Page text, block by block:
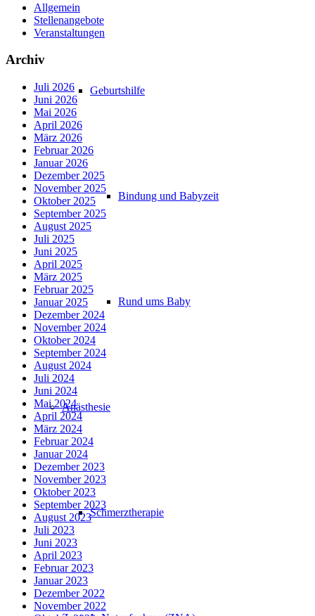
Geburtshilfe
Bindung und Babyzeit
Rund ums Baby
Anästhesie
Schmerztherapie
Allgemein
Stellenangebote
Veranstaltungen
Archiv
Juli 2026
Juni 2026
Mai 2026
April 2026
März 2026
Februar 2026
Januar 2026
Dezember 2025
November 2025
Oktober 2025
September 2025
August 2025
Juli 2025
Juni 2025
April 2025
März 2025
Februar 2025
Januar 2025
Dezember 2024
November 2024
Oktober 2024
September 2024
August 2024
Juli 2024
Juni 2024
Mai 2024
April 2024
März 2024
Februar 2024
Januar 2024
Dezember 2023
November 2023
Oktober 2023
September 2023
August 2023
Juli 2023
Juni 2023
April 2023
Februar 2023
Januar 2023
Dezember 2022
November 2022